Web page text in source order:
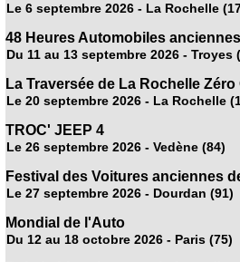
Le 6 septembre 2026 - La Rochelle
48 Heures Automobiles
Du 11 au 13 septembre 2026 - Troyes
La Traversée de La Rochelle
Le 20 septembre 2026 - La Rochelle
TROC' JEEP 4
Le 26 septembre 2026 - Vedène (84)
Festival des Voitures anciennes
Le 27 septembre 2026 - Dourdan (91)
Mondial de l'Auto
Du 12 au 18 octobre 2026 - Paris (75)